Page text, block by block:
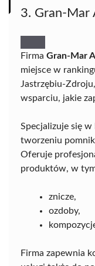
3. Gran-Mar
Firma Gran-Mar
miejsce w
Jastrzębiu-
wsparciu, jakie
Specjalizuje się
tworzeniu
Oferuje
produktów, w
znicze,
ozdoby,
Firma zapewnia